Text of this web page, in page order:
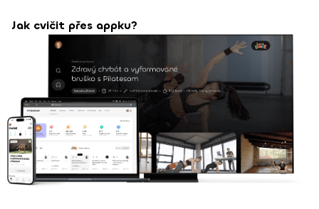
Jak cvičit přes appku?